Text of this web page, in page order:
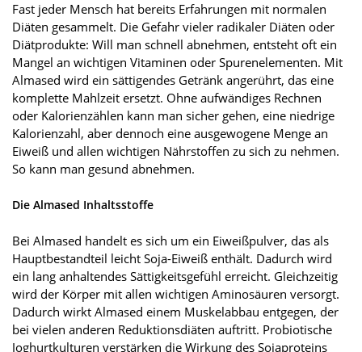
Fast jeder Mensch hat bereits Erfahrungen mit normalen
Diäten gesammelt. Die Gefahr vieler radikaler Diäten oder
Diätprodukte: Will man schnell abnehmen, entsteht oft ein
Mangel an wichtigen Vitaminen oder Spurenelementen. Mit
Almased wird ein sättigendes Getränk angerührt, das eine
komplette Mahlzeit ersetzt. Ohne aufwändiges Rechnen
oder Kalorienzählen kann man sicher gehen, eine niedrige
Kalorienzahl, aber dennoch eine ausgewogene Menge an
Eiweiß und allen wichtigen Nährstoffen zu sich zu nehmen.
So kann man gesund abnehmen.
Die Almased Inhaltsstoffe
Bei Almased handelt es sich um ein Eiweißpulver, das als
Hauptbestandteil leicht Soja-Eiweiß enthält. Dadurch wird
ein lang anhaltendes Sättigkeitsgefühl erreicht. Gleichzeitig
wird der Körper mit allen wichtigen Aminosäuren versorgt.
Dadurch wirkt Almased einem Muskelabbau entgegen, der
bei vielen anderen Reduktionsdiäten auftritt. Probiotische
Joghurtkulturen verstärken die Wirkung des Sojaproteins